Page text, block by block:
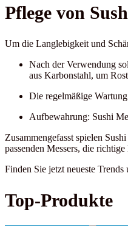
Pflege von
Um die Langlebigkeit und
Nach der Verwendung
aus Karbonstahl, um
Die regelmäßige
Aufbewahrung: Sushi
Zusammengefasst spielen
passenden Messers, die
Finden Sie jetzt neueste
Top-Produkte